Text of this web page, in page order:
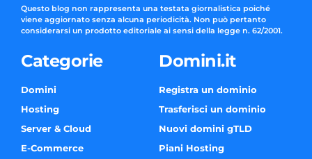
Questo blog non rappresenta una testata giornalistica poiché
viene aggiornato senza alcuna periodicità. Non può pertanto
considerarsi un prodotto editoriale ai sensi della legge n. 62/2001.
Categorie
Domini
Hosting
Server & Cloud
E-Commerce
Domini.it
Registra un dominio
Trasferisci un dominio
Nuovi domini gTLD
Piani Hosting